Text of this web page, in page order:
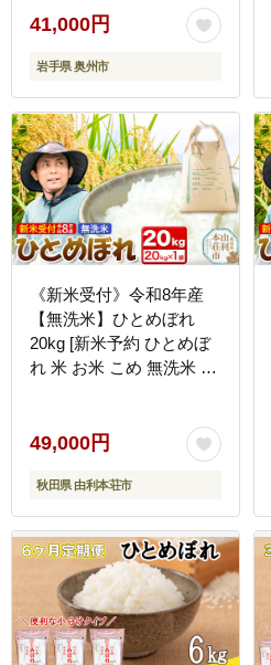
41,000円
岩手県 奥州市
《新米受付》令和8年産
【無洗米】ひとめぼれ
20kg [新米予約 ひとめぼ
れ 米 お米 こめ 無洗米 ブ
49,000円
秋田県 由利本荘市